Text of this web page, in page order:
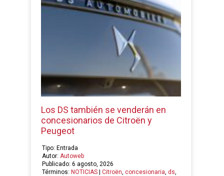
Los DS también se venderán en
concesionarios de Citroën y
Peugeot
Tipo: Entrada
Autor:Autoweb
Publicado: 6 agosto, 2026
Términos: NOTICIAS |Citroën,concesionaria, ds,